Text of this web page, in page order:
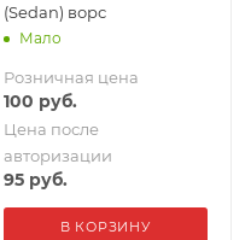
(Sedan) ворс
Мало
Розничная цена
100 руб.
Цена после
авторизации
95руб.
В КОРЗИНУ